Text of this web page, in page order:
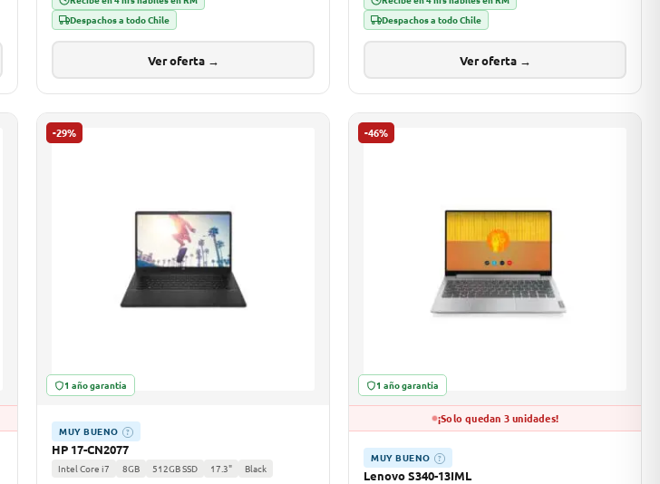
Despachos a todo Chile
Ver oferta →
Despachos a todo Chile
Ver oferta →
-29%
1 año garantía
MUY BUENO ?
HP 17-CN2077
Intel Core i7 8GB 512GB SSD 17.3" Black
-46%
1 año garantía
¡Solo quedan 3 unidades!
MUY BUENO ?
Lenovo S340-13IML